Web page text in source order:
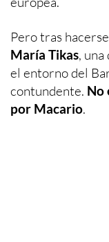
Pero tras
María Tikas,
el entorno del
contundente. No
por Macario.